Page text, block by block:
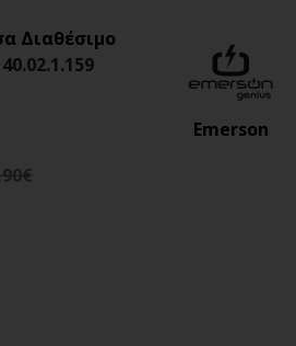
Διαθέσιμο
40.02.1.159
Emerson